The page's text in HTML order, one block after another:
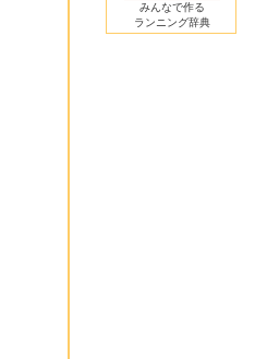
みんなで作る
ランニング辞典